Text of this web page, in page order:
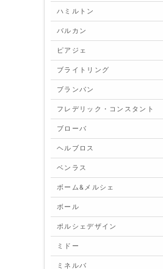
ハミルトン
バルカン
ピアジェ
ブライトリング
ブランパン
フレデリック・コンスタント
ブローバ
ヘルブロス
ベンラス
ボーム&メルシェ
ボール
ポルシェデザイン
ミドー
ミネルバ